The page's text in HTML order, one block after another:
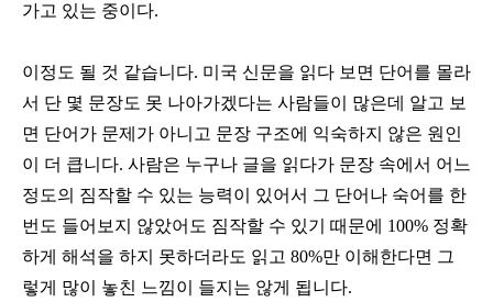
가고 있는 중이다.
이정도 될 것 같습니다. 미국 신문을 읽다 보면 단어를 몰라
서 단 몇 문장도 못 나아가겠다는 사람들이 많은데 알고 보
면 단어가 문제가 아니고 문장 구조에 익숙하지 않은 원인
이 더 큽니다. 사람은 누구나 글을 읽다가 문장 속에서 어느
정도의 짐작할 수 있는 능력이 있어서 그 단어나 숙어를 한
번도 들어보지 않았어도 짐작할 수 있기 때문에 100% 정확
하게 해석을 하지 못하더라도 읽고 80%만 이해한다면 그
렇게 많이 놓친 느낌이 들지는 않게 됩니다.